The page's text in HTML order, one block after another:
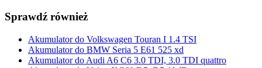
Sprawdź również
Akumulator do Volkswagen Touran I 1.4 TSI
Akumulator do BMW Seria 5 E61 525 xd
Akumulator do Audi A6 C6 3.0 TDI, 3.0 TDI quattro